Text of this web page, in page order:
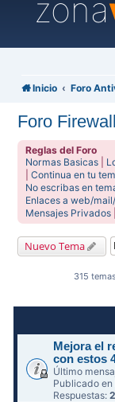
zona
Inicio Foro
Foro
Reglas del Foro
Normas Basicas
|Continua en tu
No escribas en
Enlaces a web/
Mensajes Privados
Nuevo Tema
315 temas
Mejora el
con estos
Último
Publicado en
Respuestas:2